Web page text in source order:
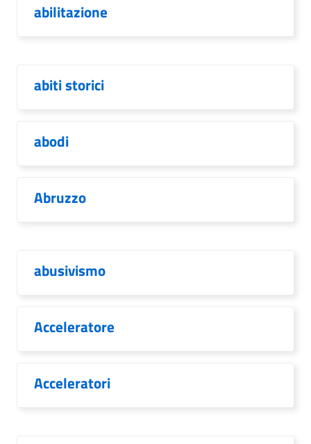
abilitazione
abiti storici
abodi
Abruzzo
abusivismo
Acceleratore
Acceleratori